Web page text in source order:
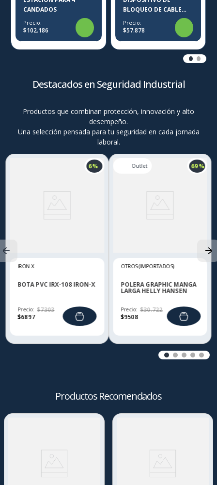
CANDADOS
Precio:
$102.186
BLOQUEO DE CABLE
RETRÁCTIL
Precio:
$57.878
Destacados en Seguridad Industrial
Productos que combinan protección, innovación y alto
desempeño.
Una selección pensada para tu seguridad en cada jornada
laboral.
6 %
IRON-X
BOTA PVC IRX-108 IRON-X
Precio:
$6897
$7303
69 %
OTROS (IMPORTADOS)
POLERA GRAPHIC MANGA
LARGA HELLY HANSEN
Precio:
$9508
$30.722
Productos Recomendados